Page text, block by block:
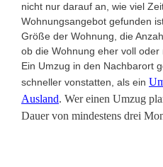
nicht nur darauf an, wie viel
Wohnungsangebot gefunden
Größe der Wohnung, die
ob die Wohnung eher voll oder
Ein Umzug in den Nachbarort
schneller vonstatten, als ein
Ausland. Wer einen Umzug
Dauer von mindestens drei